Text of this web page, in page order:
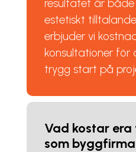
resultatet är
estetiskt
erbjuder vi
konsultationer för
trygg start på
Vad kostar
som byggfirma